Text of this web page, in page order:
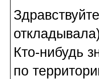
Кто-нибудь
по